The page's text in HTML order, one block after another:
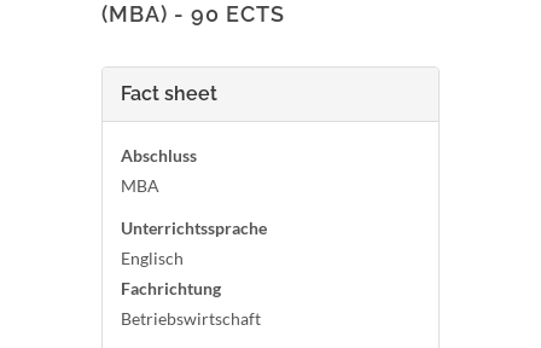
(MBA) - 90 ECTS
Fact sheet
Abschluss
MBA
Unterrichtssprache
Englisch
Fachrichtung
Betriebswirtschaft